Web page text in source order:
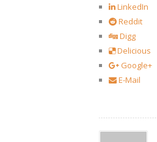
LinkedIn
Reddit
Digg
Delicious
Google+
E-Mail